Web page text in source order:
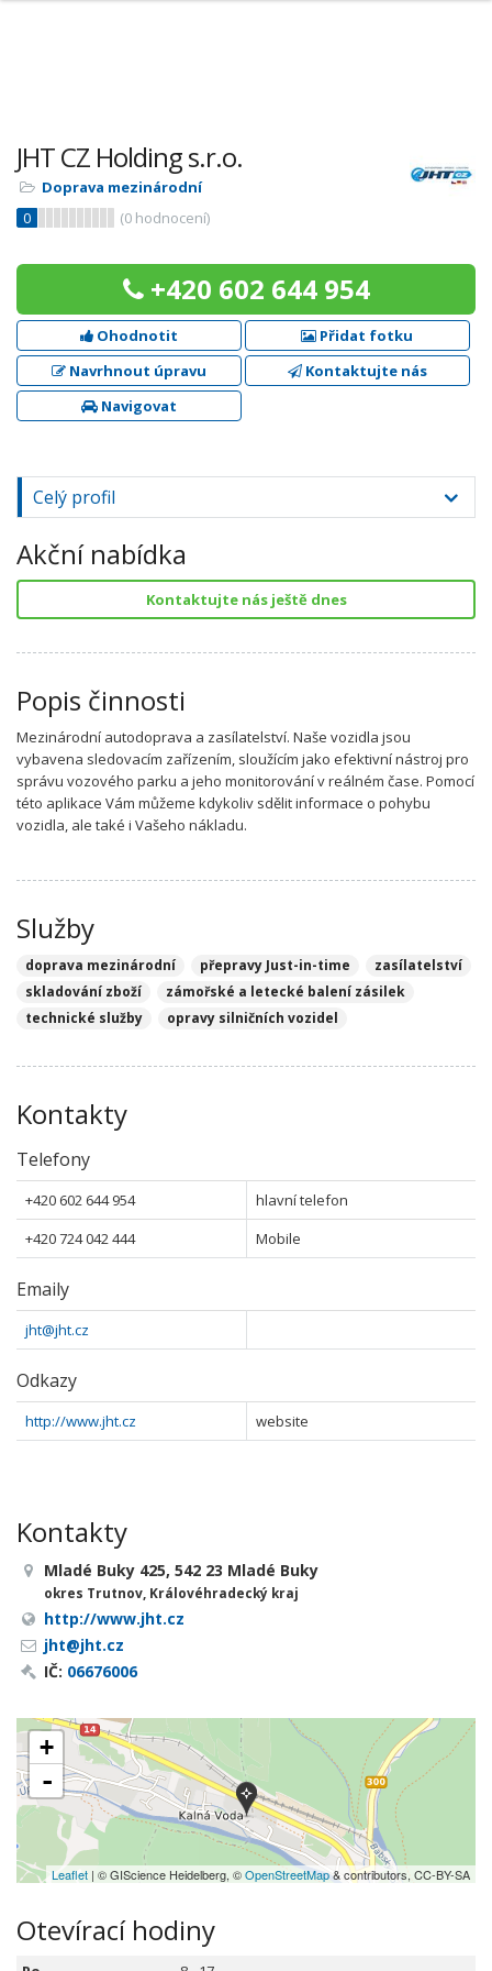
JHT CZ Holding s.r.o.
Doprava mezinárodní
0
(0 hodnocení)
+420 602 644 954
Ohodnotit
Přidat fotku
Navrhnout úpravu
Kontaktujte nás
Navigovat
Celý profil
Akční nabídka
Kontaktujte nás ještě dnes
Popis činnosti
Mezinárodní autodoprava a zasílatelství. Naše vozidla jsou
vybavena sledovacím zařízením, sloužícím jako efektivní nástroj pro
správu vozového parku a jeho monitorování v reálném čase. Pomocí
této aplikace Vám můžeme kdykoliv sdělit informace o pohybu
vozidla, ale také i Vašeho nákladu.
Služby
doprava mezinárodní přepravy Just-in-time
zasílatelství
skladování zboží
zámořské a letecké balení zásilek
technické služby
opravy silničních vozidel
Kontakty
Telefony
+420 602 644 954
hlavní telefon
+420 724 042 444
Mobile
Emaily
jht@jht.cz
Odkazy
http://www.jht.cz website
Kontakty
Mladé Buky 425, 542 23 Mladé Buky
okres Trutnov, Královéhradecký kraj
http://www.jht.cz
jht@jht.cz
IČ: 06676006
+
-
Leaflet | © GIScience Heidelberg, ©OpenStreetMap& contributors, CC-BY-SA
Otevírací hodiny